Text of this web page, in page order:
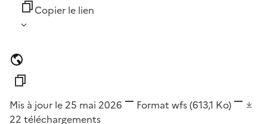
Copier le lien
Mis à jour le 25 mai 2026 Format wfs(613,1 Ko)
22 téléchargements